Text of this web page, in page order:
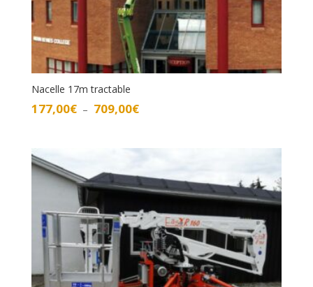
Nacelle 17m tractable
177,00€ – 709,00€Plage
709,00€